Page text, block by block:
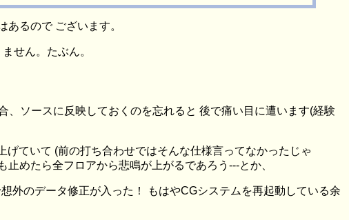
るので ございます。
せん。たぶん。
ソースに反映しておくのを忘れると 後で痛い目に遭います(経験
ていて (前の打ち合わせではそんな仕様言ってなかったじゃ
めたら全フロアから悲鳴が上がるであろう---とか、
外のデータ修正が入った！ もはやCGシステムを再起動している余